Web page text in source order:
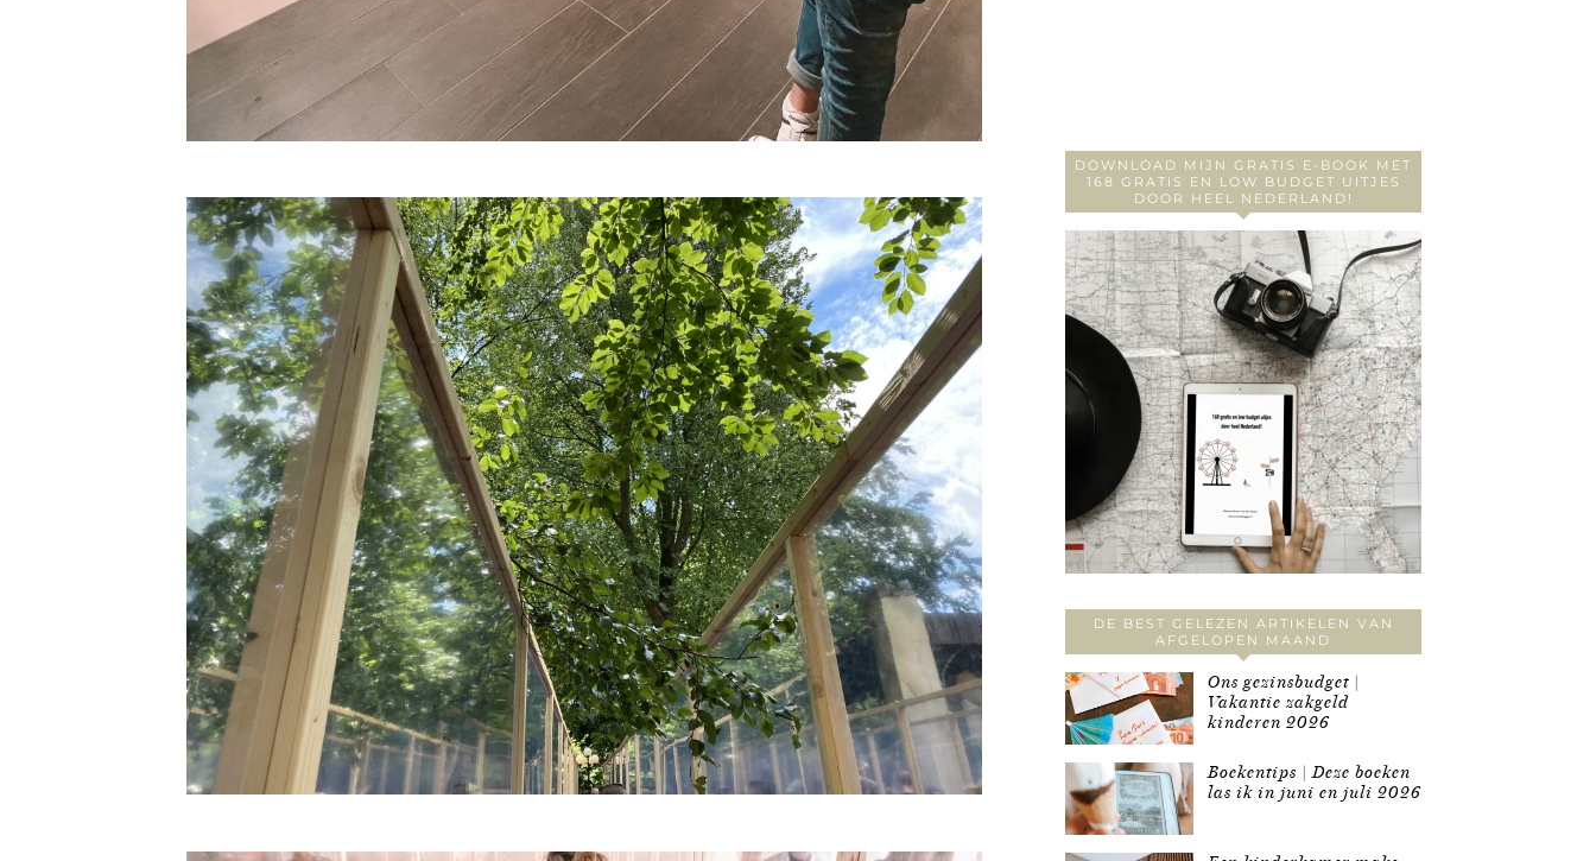
DOWNLOAD MIJN GRATIS E-BOOK MET
168 GRATIS EN LOW BUDGET UITJES
DOOR HEEL NEDERLAND!
DE BEST GELEZEN ARTIKELEN VAN
AFGELOPEN MAAND
Ons gezinsbudget |
Vakantie zakgeld
kinderen 2026
Boekentips | Deze boeken
las ik in juni en juli 2026